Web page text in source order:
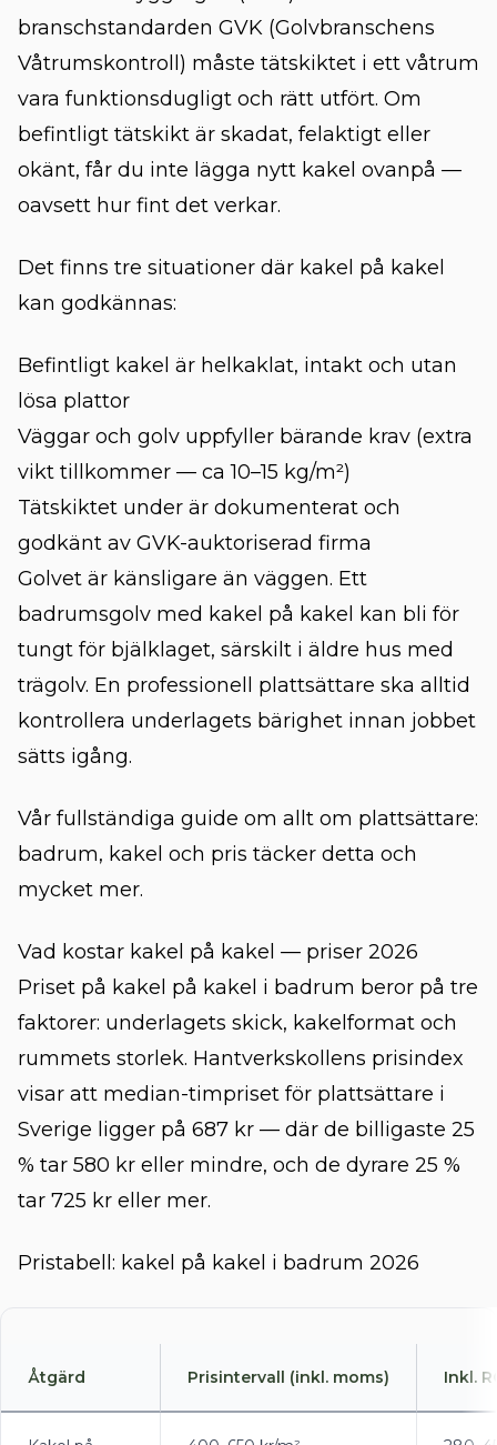
branschstandarden GVK (Golvbranschens
Våtrumskontroll) måste tätskiktet i ett våtrum
vara funktionsdugligt och rätt utfört. Om
befintligt tätskikt är skadat, felaktigt eller
okänt, får du inte lägga nytt kakel ovanpå —
oavsett hur fint det verkar.
Det finns tre situationer där kakel på kakel
kan godkännas:
Befintligt kakel är helkaklat, intakt och utan
lösa plattor
Väggar och golv uppfyller bärande krav (extra
vikt tillkommer — ca 10–15 kg/m²)
Tätskiktet under är dokumenterat och
godkänt av GVK-auktoriserad firma
Golvet är känsligare än väggen. Ett
badrumsgolv med kakel på kakel kan bli för
tungt för bjälklaget, särskilt i äldre hus med
trägolv. En professionell plattsättare ska alltid
kontrollera underlagets bärighet innan jobbet
sätts igång.
Vår fullständiga guide om allt om plattsättare:
badrum, kakel och pris täcker detta och
mycket mer.
Vad kostar kakel på kakel — priser 2026
Priset på kakel på kakel i badrum beror på tre
faktorer: underlagets skick, kakelformat och
rummets storlek. Hantverkskollens prisindex
visar att median-timpriset för plattsättare i
Sverige ligger på 687 kr — där de billigaste 25
% tar 580 kr eller mindre, och de dyrare 25 %
tar 725 kr eller mer.
Pristabell: kakel på kakel i badrum 2026
Åtgärd Prisintervall (inkl. moms) Inkl.